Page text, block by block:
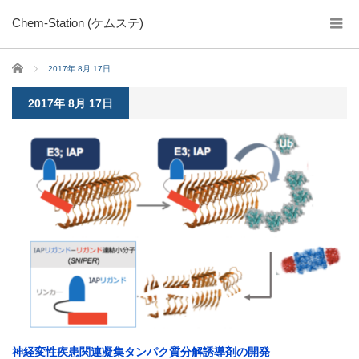
Chem-Station (ケムステ)
ホーム 2017年 8月 17日
2017年 8月 17日
神経変性疾患関連凝集タンパク質分解誘導剤の開発